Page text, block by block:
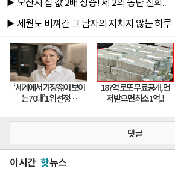
댓글
이시간 핫뉴스